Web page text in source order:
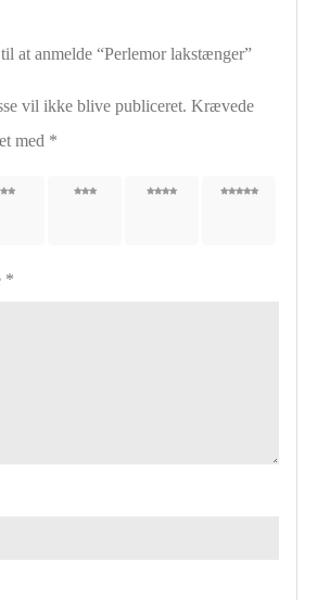
at anmelde “Perlemor lakstænger”
vil ikke blive publiceret. Krævede
med *
af
3 ud af
4 ud af
5 ud af
*